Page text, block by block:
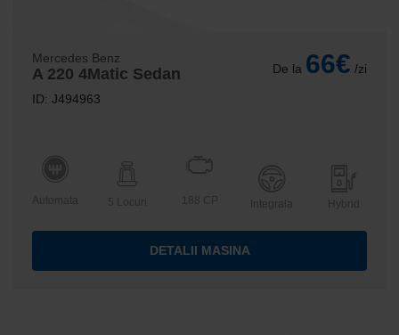
Mercedes Benz
A 220 4Matic Sedan
ID: J494963
De la 66€ /zi
Automata 5 Locuri Integrala Hybrid
DETALII MASINA